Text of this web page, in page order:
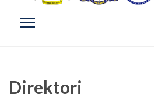
Direktori